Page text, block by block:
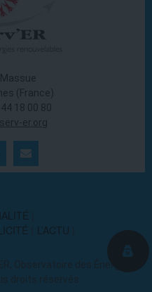
(France)
18 00 80
er.org
L’ACTU
Observatoire des Énergies